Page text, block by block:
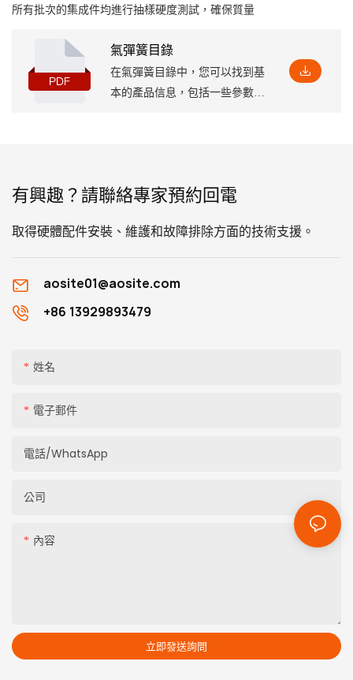
所有批次的集成件均進行抽樣硬度測試，確保質量
氣彈簧目錄
在氣彈簧目錄中，您可以找到基
本的產品信息，包括一些參數和
有興趣？請聯絡專家預約回電
取得硬體配件安裝、維護和故障排除方面的技術支援。
aosite01@aosite.com
+86 13929893479
姓名
電子郵件
電話/WhatsApp
公司
內容
立即發送詢問